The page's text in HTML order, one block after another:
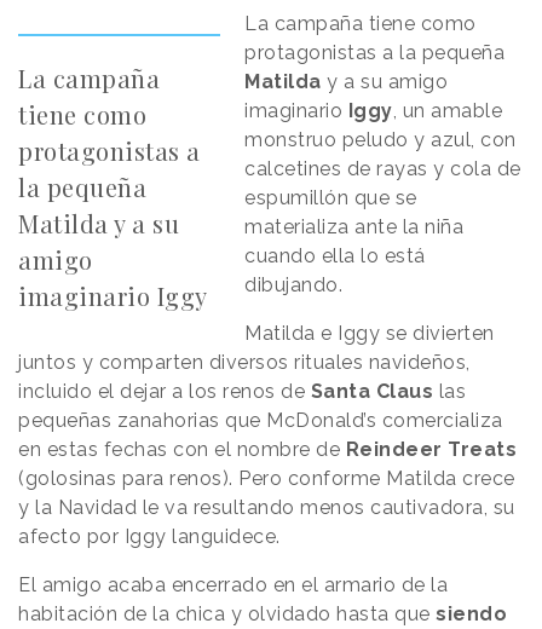
La campaña
tiene como
protagonistas a
la pequeña
Matilda y a su
amigo
imaginario Iggy
La campaña tiene como
protagonistas a la pequeña
Matilda y a su amigo
imaginario Iggy, un amable
monstruo peludo y azul, con
calcetines de rayas y cola de
espumillón que se
materializa ante la niña
cuando ella lo está
dibujando.
Matilda e Iggy se divierten
juntos y comparten diversos rituales navideños,
incluido el dejar a los renos de Santa Claus las
pequeñas zanahorias que McDonald’s comercializa
en estas fechas con el nombre de Reindeer Treats
(golosinas para renos). Pero conforme Matilda crece
y la Navidad le va resultando menos cautivadora, su
afecto por Iggy languidece.
El amigo acaba encerrado en el armario de la
habitación de la chica y olvidado hasta que siendo